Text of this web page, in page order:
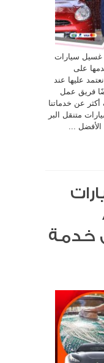
غسيل سيارات
على
عليها عند
فريق عمل
عن خدماتنا
متنقل البر
...
أفضل خدمة